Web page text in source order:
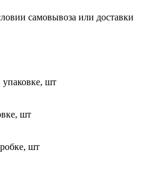
самовывоза или доставки
шт
шт
шт